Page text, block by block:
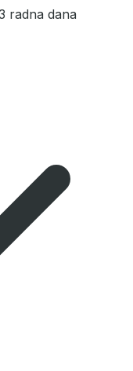
radna dana